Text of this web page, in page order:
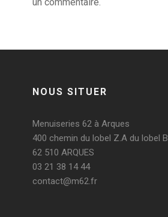
NOUS SITUER
Menuiseries 62 à Arques
400 chemin du lobel Z.A du lobel B
62 510 ARQUES
03 21 38 14 44
contact@m62.fr